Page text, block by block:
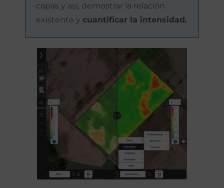
capas y así, demostrar la relación
existente y cuantificar la intensidad.